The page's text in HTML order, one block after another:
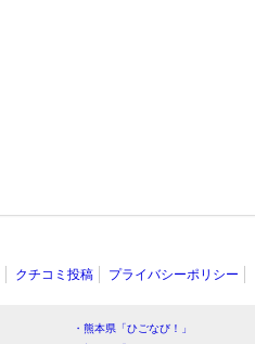
クチコミ投稿 プライバシーポリシー
・熊本県「ひごなび！」